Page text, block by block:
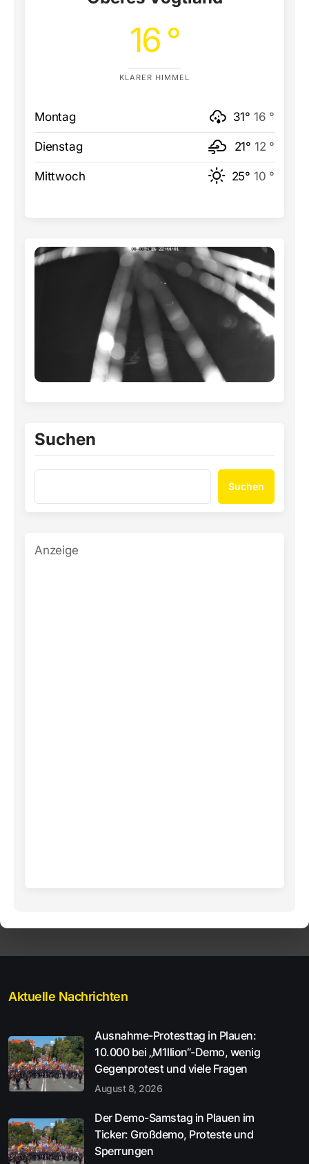
16 °
KLARER HIMMEL
Montag 31° 16 °
Dienstag 21° 12 °
Mittwoch 25° 10 °
Suchen
Suchen
Anzeige
Aktuelle Nachrichten
Ausnahme-Protesttag in Plauen:
10.000 bei „M1llion“-Demo, wenig
Gegenprotest und viele Fragen
August 8, 2026
Der Demo-Samstag in Plauen im
Ticker: Großdemo, Proteste und
Sperrungen